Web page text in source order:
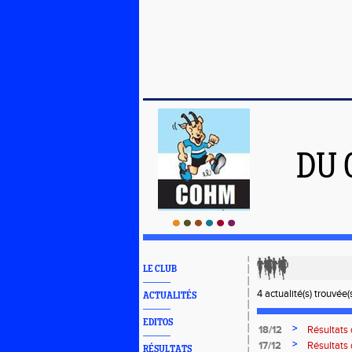
DU
LE CLUB
ACTUALITÉS
EDITOS
RÉSULTATS
4 actualité(s)
18/12 >
Résultats
17/12
>
Résultats